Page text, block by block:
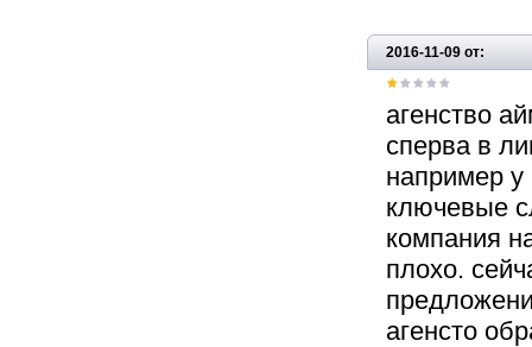
2016-11-09 от:
агенство
сперва в
например у
ключевые
компания
плохо.
агенсто